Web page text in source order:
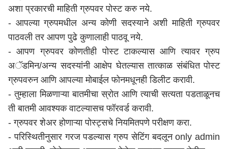
अशा प्रकारची माहिती ग्रुपवर पोस्ट करु नये.
- आपल्या ग्रुपमधील अन्य कोणी सदस्याने अशी माहिती ग्रुपवर
पाठवली तर आपण पुढे कुणालाही पाठवू नये.
- आपण ग्रुपवर कोणतीही पोस्ट टाकल्यास आणि त्यावर ग्रुप
अॅडमिन/अन्य सदस्यांनी आक्षेप घेतल्यास तात्काळ संबंधित पोस्ट
ग्रुपवरुन आणि आपल्या मोबाईल फोनमधूनही डिलीट करावी.
- तुम्हाला मिळणाऱ्या बातमीचा स्रोत आणि त्याची सत्यता पडताळूनच
ती बातमी आवश्यक वाटल्यासच फॉरवर्ड करावी.
- ग्रुपवर शेअर होणाऱ्या पोस्ट्सचे नियमितपणे परीक्षण करा.
- परिस्थितीनुसार गरज पडल्यास ग्रुप सेटिंग बदलून only admin